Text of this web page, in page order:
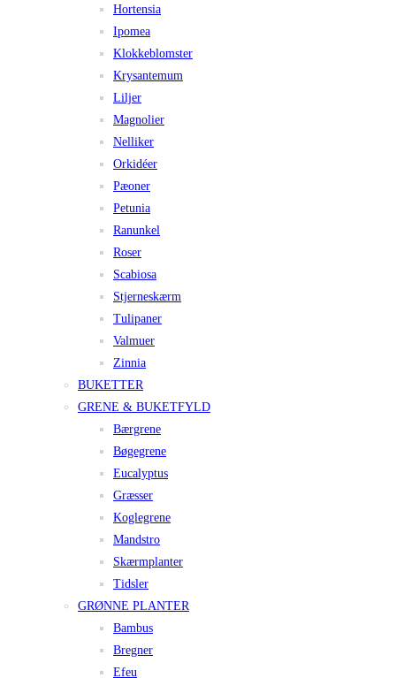
Hortensia
Ipomea
Klokkeblomster
Krysantemum
Liljer
Magnolier
Nelliker
Orkidéer
Pæoner
Petunia
Ranunkel
Roser
Scabiosa
Stjerneskærm
Tulipaner
Valmuer
Zinnia
BUKETTER
GRENE & BUKETFYLD
Bærgrene
Bøgegrene
Eucalyptus
Græsser
Koglegrene
Mandstro
Skærmplanter
Tidsler
GRØNNE PLANTER
Bambus
Bregner
Efeu